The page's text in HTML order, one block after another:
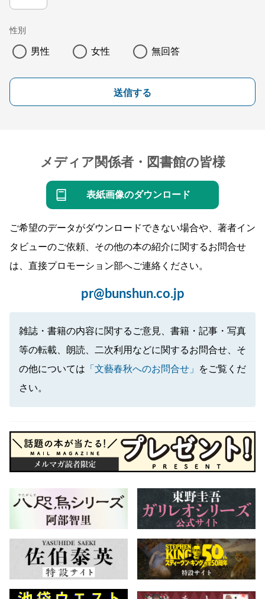
性別
男性 女性 無回答
送信する
メディア関係者・図書館の皆様
表紙画像のダウンロード
ご希望のデータがダウンロードできない場合や、著者イン
タビューのご依頼、その他の本の紹介に関するお問合せ
は、直接プロモーション部へご連絡ください。
pr@bunshun.co.jp
雑誌・書籍の内容に関するご意見、書籍・記事・写真
等の転載、朗読、二次利用などに関するお問合せ、そ
の他については 「文藝春秋へのお問合せ」
をご覧くだ
さい。